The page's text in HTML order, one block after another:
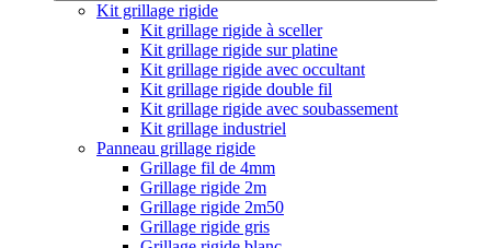
Kit grillage rigide
Kit grillage rigide à sceller
Kit grillage rigide sur platine
Kit grillage rigide avec occultant
Kit grillage rigide double fil
Kit grillage rigide avec soubassement
Kit grillage industriel
Panneau grillage rigide
Grillage fil de 4mm
Grillage rigide 2m
Grillage rigide 2m50
Grillage rigide gris